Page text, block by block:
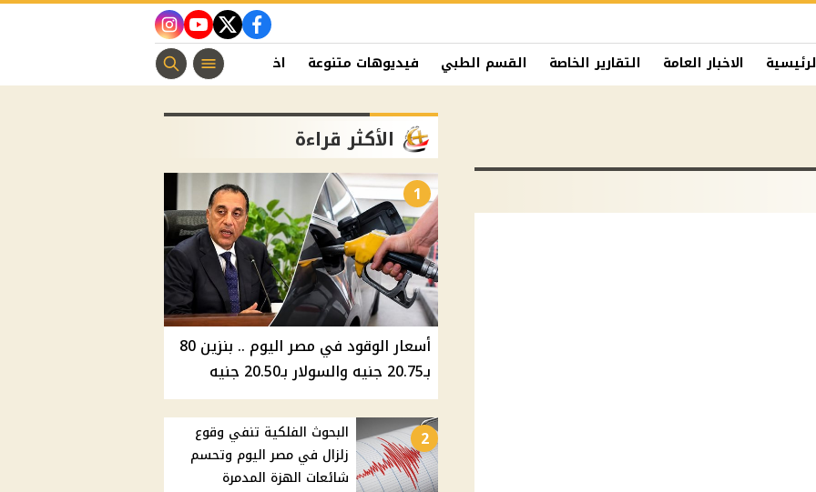
facebook
twitter
youtube
instagram
الاخبار العامة التقارير الخاصة القسم الطبي فيديوهات متنوعة اخبار الفن منوعات مسيحية
الأكثر قراءة
1
أسعار الوقود في مصر اليوم .. بنزين 80
بـ20.75 جنيه والسولار بـ20.50 جنيه
2
البحوث الفلكية تنفي وقوع
زلزال في مصر اليوم وتحسم
شائعات الهزة المدمرة